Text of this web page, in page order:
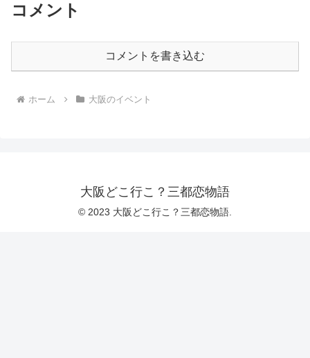
コメント
コメントを書き込む
ホーム 大阪のイベント
大阪どこ行こ？三都恋物語
© 2023 大阪どこ行こ？三都恋物語.